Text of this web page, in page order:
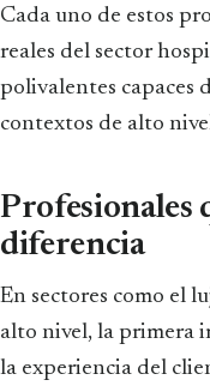
Cada uno de estos
reales del sector
polivalentes capaces
contextos de alto
Profesionales
diferencia
En sectores como el
alto nivel, la primera
la experiencia del